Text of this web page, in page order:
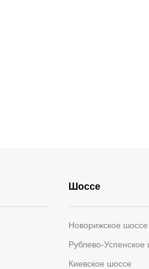
Шоссе
Новорижское шоссе
Рублево-Успенское
Киевское шоссе